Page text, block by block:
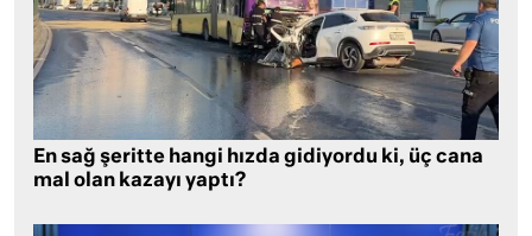
En sağ şeritte hangi hızda gidiyordu ki, üç cana
mal olan kazayı yaptı?